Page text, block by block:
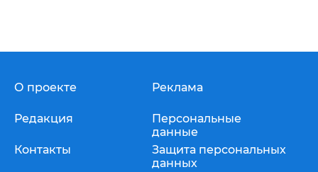
О проекте
Редакция
Контакты
Реклама
Персональные
данные
Защита персональных
данных